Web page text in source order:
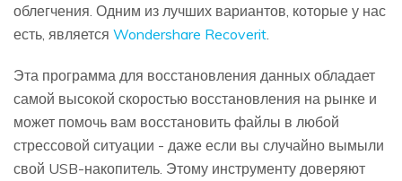
облегчения. Одним из лучших вариантов, которые у нас
есть, является Wondershare Recoverit
Эта программа для восстановления данных обладает
самой высокой скоростью восстановления на рынке и
может помочь вам восстановить файлы в любой
стрессовой ситуации - даже если вы случайно вымыли
свой USB-накопитель. Этому инструменту доверяют